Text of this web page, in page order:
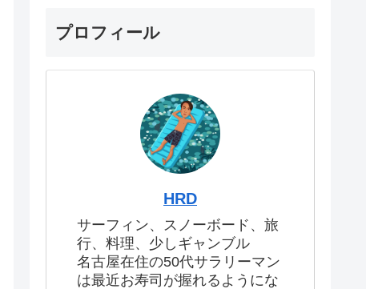
プロフィール
HRD
サーフィン、スノーボード、旅
行、料理、少しギャンブル
名古屋在住の50代サラリーマン
は最近お寿司が握れるようにな